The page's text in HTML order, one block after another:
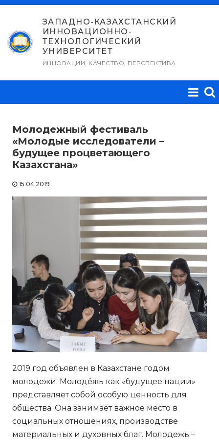
Перейти
содержимому
ЗАПАДНО-КАЗАХСТАНСКИЙ
ИННОВАЦИОННО-
ТЕХНОЛОГИЧЕСКИЙ
УНИВЕРСИТЕТ
ИННОВАЦИИ, КАЧЕСТВО, ПЕРСПЕКТИВА
Молодежный фестиваль
«Молодые исследователи –
будущее процветающего
Казахстана»
15.04.2019
2019 год объявлен в Казахстане годом
молодежи. Молодёжь как «будущее нации»
представляет собой особую ценность для
общества. Она занимает важное место в
социальных отношениях, производстве
материальных и духовных благ. Молодежь –